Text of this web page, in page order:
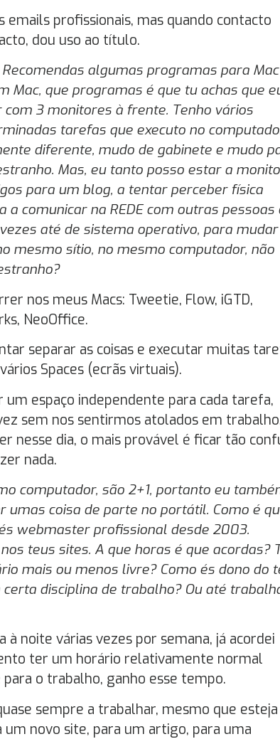
profissionais, mas quando contacto
dou uso ao título.
algumas programas para
Mac, que programas é que tu achas que
3 monitores à frente. Tenho vários
tarefas que executo no
diferente, mudo de gabinete e mudo
Mas, eu tanto posso estar a
para um blog, a tentar perceber física
comunicar na REDE com outras pessoas
até de sistema operativo, para
mesmo sítio, no mesmo computador, não
nos meus Macs: Tweetie, Flow, iGTD,
NeoOffice.
separar as coisas e executar muitas
Spaces (ecrãs virtuais).
espaço independente para cada tarefa,
sem nos sentirmos atolados em
nesse dia, o mais provável é ficar tão
nada.
computador, são 2+1, portanto eu
coisa de parte no portátil. Como é
webmaster profissional desde 2003.
teus sites. A que horas é que acordas?
mais ou menos livre? Como és dono do
disciplina de trabalho? Ou até
noite várias vezes por semana, já acordei
ter um horário relativamente normal
o trabalho, ganho esse tempo.
sempre a trabalhar, mesmo que esteja
novo site, para um artigo, para uma